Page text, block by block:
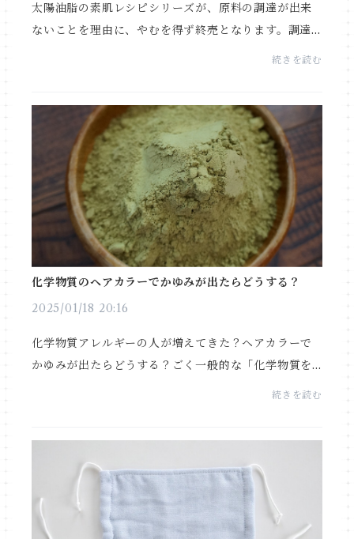
太陽油脂の素肌レシピシリーズが、原料の調達が出来
ないことを理由に、やむを得ず終売となります。調達
不可になった原料は、温泉水・オーガニックマカデミ
続きを読む
化学物質のヘアカラーでかゆみが出たらどうする？
2025/01/18 20:16
化学物質アレルギーの人が増えてきた？ヘアカラーで
かゆみが出たらどうする？ごく一般的な「化学物質を
使用して作られたへアカラー」。皆様ご存知の通り、
続きを読む